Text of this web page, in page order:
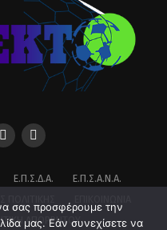
Ε.Π.Σ.Δ.Α.
Ε.Π.Σ.Α.Ν.Α.
ΑΠΟΡΡΉΤΟΥ
σας προσφέρουμε την
μας. Εάν συνεχίσετε να